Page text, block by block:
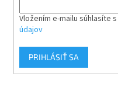
Vložením e-mailu súhlasíte s
údajov
PRIHLÁSIŤ SA